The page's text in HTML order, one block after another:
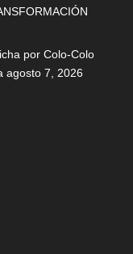
por Colo-Colo
agosto 7, 2026